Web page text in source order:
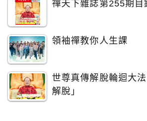
禪天下雜誌第255期目
領袖禪教你人生課
世尊真傳解脫輪迴大
解脫」